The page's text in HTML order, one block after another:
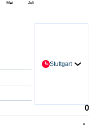
Stuttgart- / -
0
-